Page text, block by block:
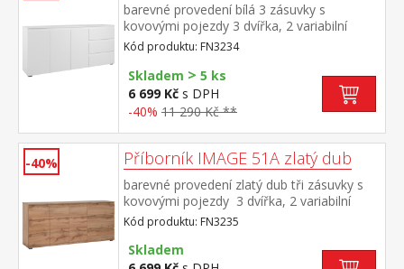
barevné provedení bílá 3 zásuvky s
kovovými pojezdy 3 dvířka, 2 variabilní
police
Kód produktu: FN3234
Skladem > 5 ks
6 699 Kč s DPH
-40% 11 290 Kč **
-40% Příborník IMAGE 51A zlatý dub
barevné provedení zlatý dub tři zásuvky s
kovovými pojezdy 3 dvířka, 2 variabilní
police
Kód produktu: FN3235
Skladem